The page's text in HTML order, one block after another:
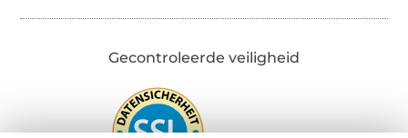
Gecontroleerde veiligheid